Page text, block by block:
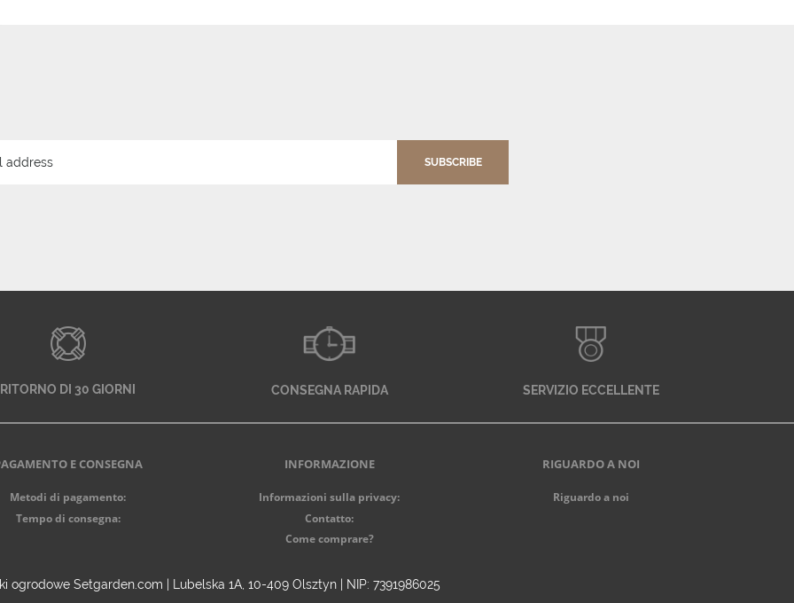
SUBSCRIBE
RITORNO DI 30 GIORNI CONSEGNA RAPIDA SERVIZIO ECCELLENTE
E CONSEGNA
Metodi di pagamento:
Tempo di consegna:
INFORMAZIONE
Informazioni sulla privacy:
Contatto:
Come comprare?
RIGUARDO A NOI
Riguardo a noi
ogrodowe Setgarden.com | Lubelska 1A, 10-409 Olsztyn | NIP: 7391986025